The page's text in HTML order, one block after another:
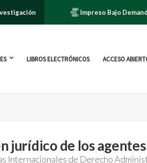
Impreso Bajo
LIBROS ELECTRÓNICOS ACCESO
jurídico de los
Internacionales de Derecho